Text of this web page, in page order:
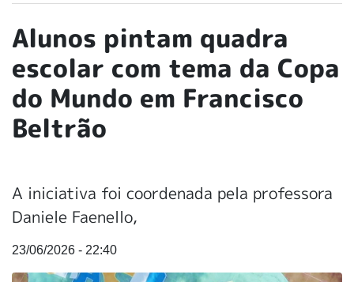
Alunos pintam quadra
escolar com tema da Copa
do Mundo em Francisco
Beltrão
A iniciativa foi coordenada pela professora
Daniele Faenello,
23/06/2026 - 22:40